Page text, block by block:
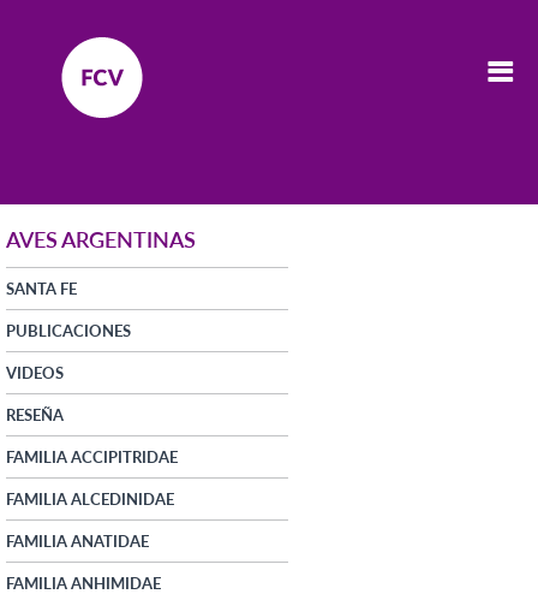
AVES ARGENTINAS
SANTA FE
PUBLICACIONES
VIDEOS
RESEÑA
FAMILIA ACCIPITRIDAE
FAMILIA ALCEDINIDAE
FAMILIA ANATIDAE
FAMILIA ANHIMIDAE